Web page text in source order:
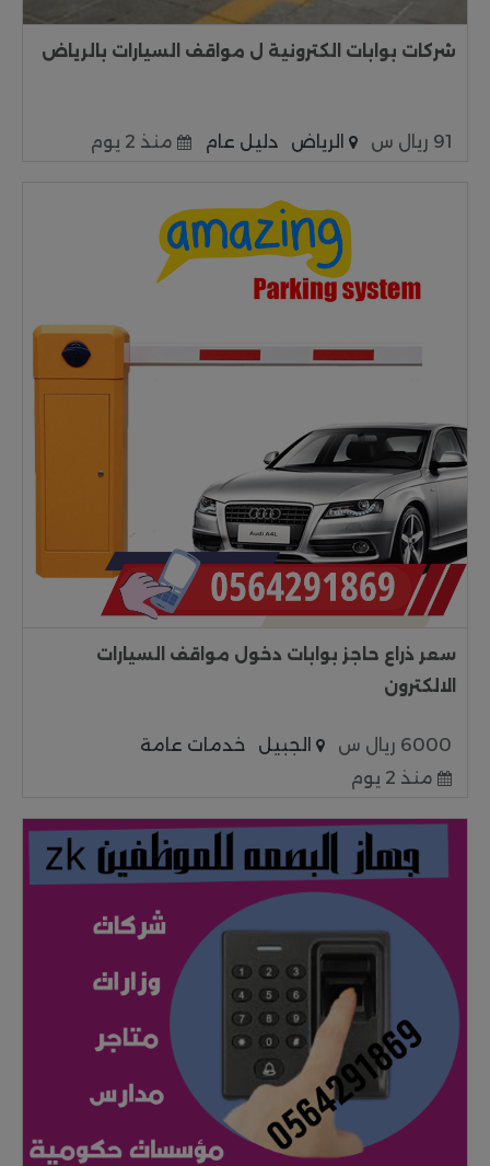
شركات بوابات الكترونية ل مواقف السيارات بالرياض
91 ريال س الرياض دليل عام منذ 2 يوم
سعر ذراع حاجز بوابات دخول مواقف السيارات
الالكترون
6000 ريال س الجبيل
خدمات عامة
منذ 2 يوم